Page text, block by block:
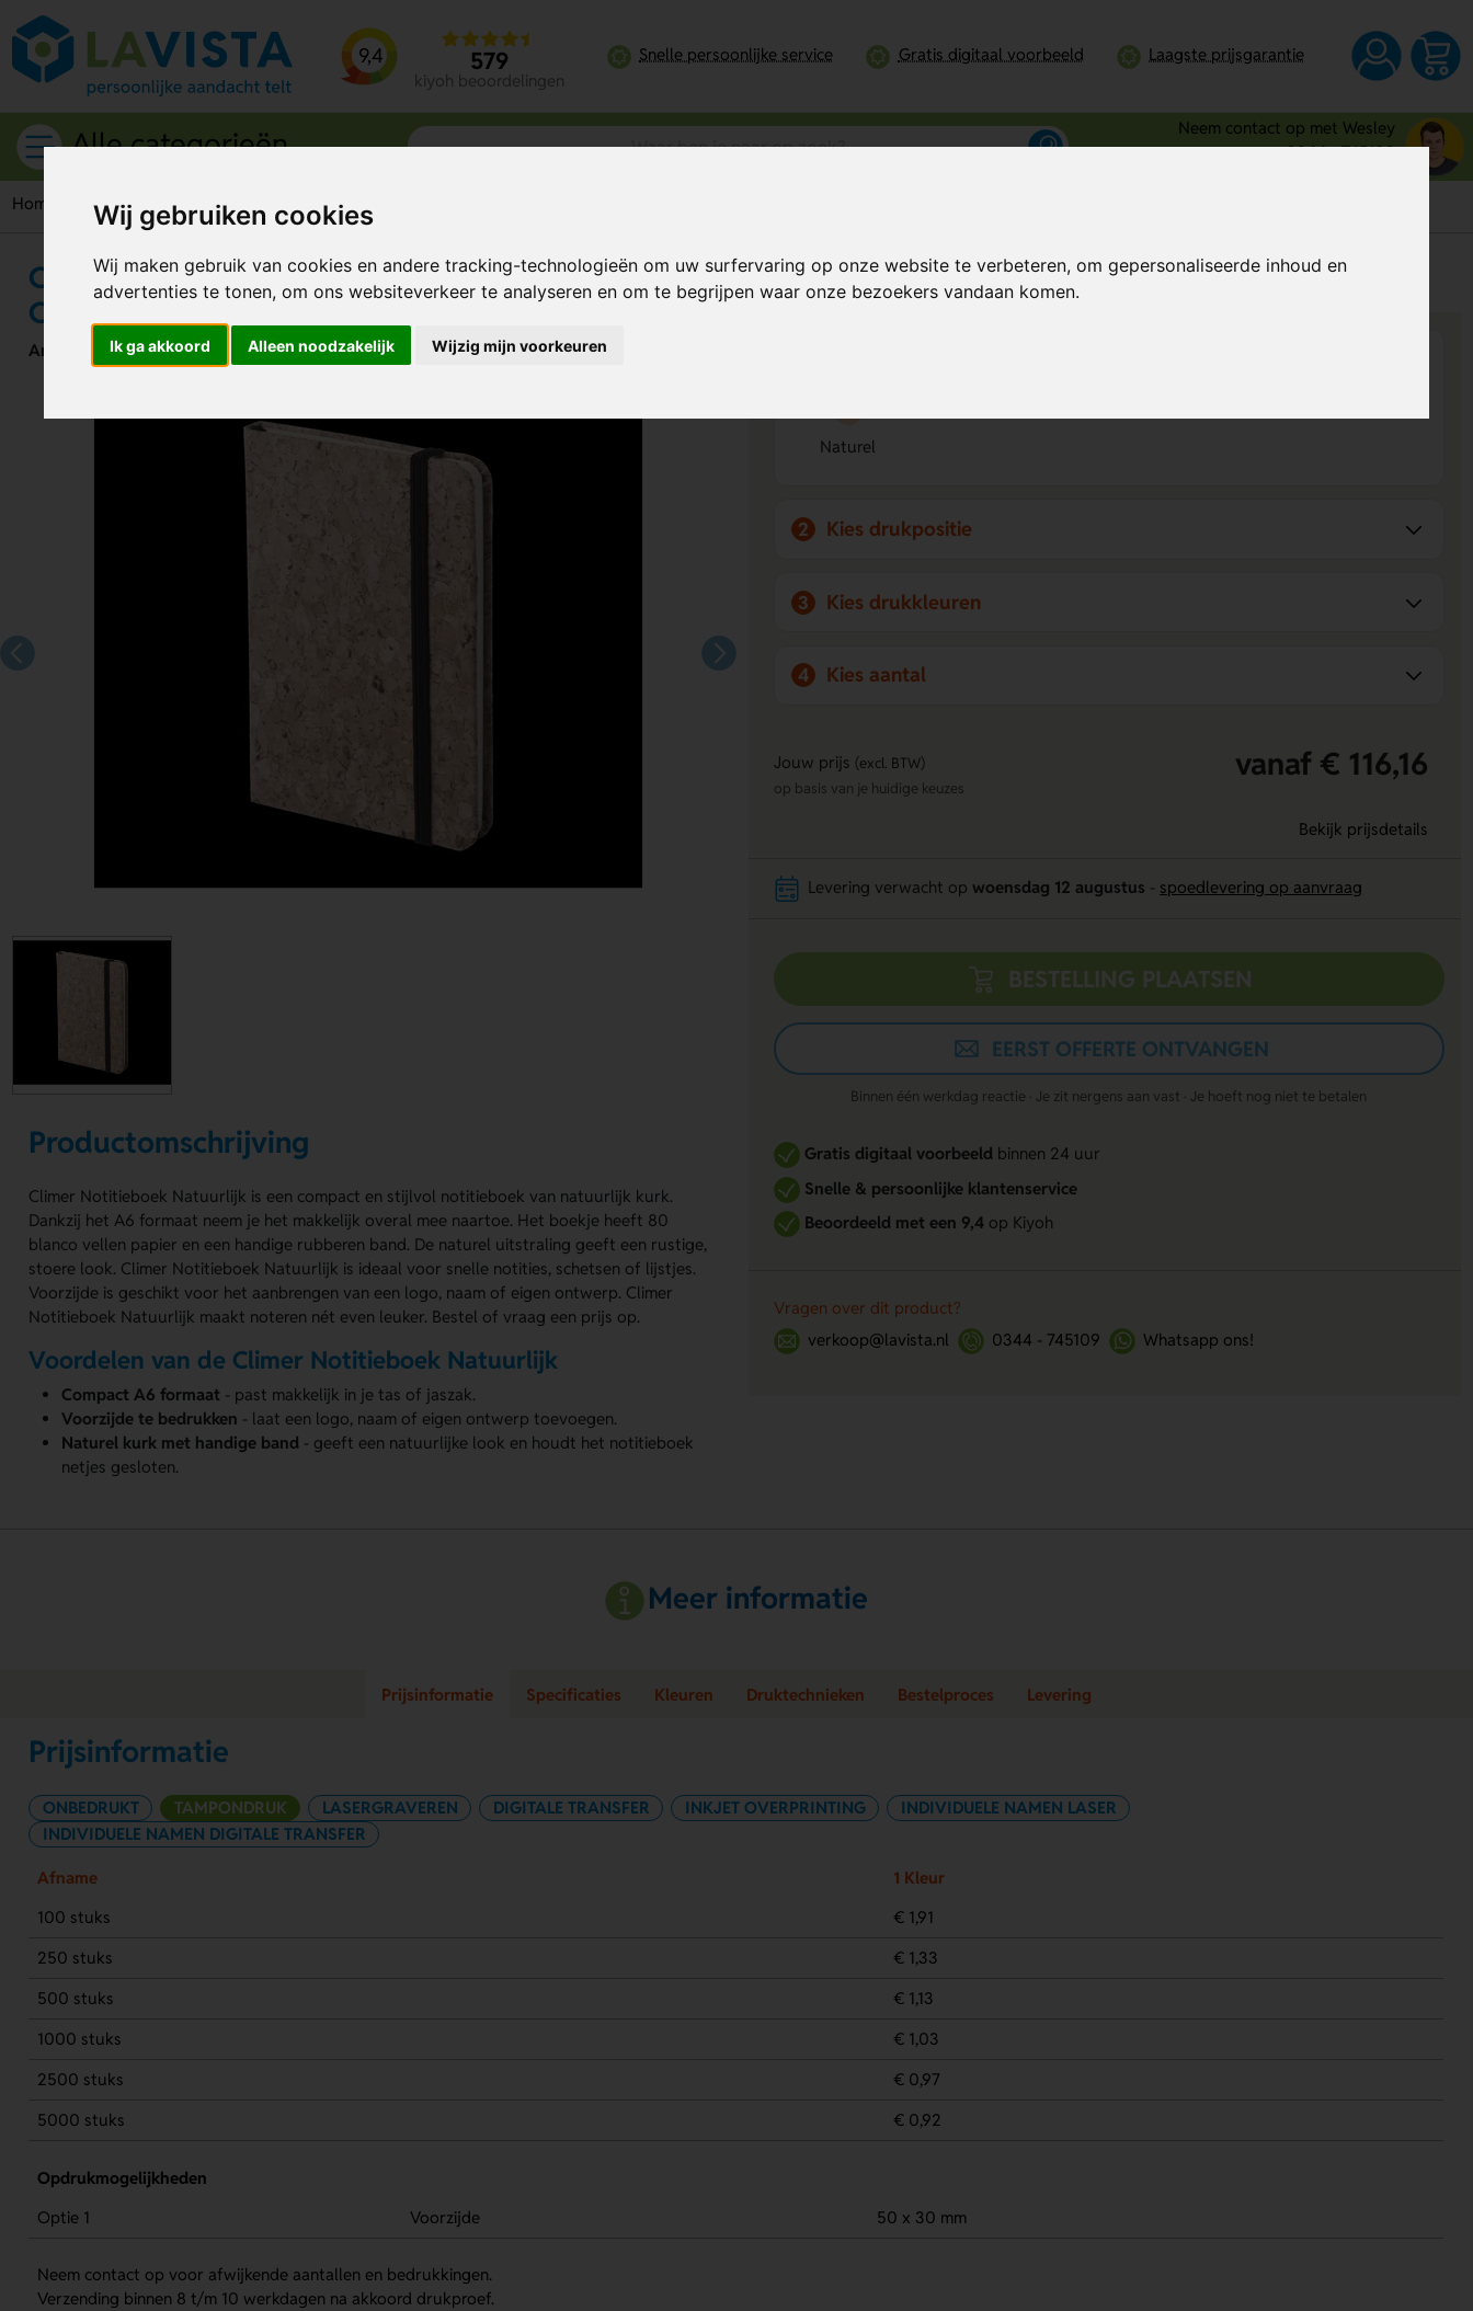
Wij gebruiken cookies
Wij maken gebruik van cookies en andere tracking-technologieën om uw surfervaring op onze website te verbeteren, om gepersonaliseerde inhoud en
advertenties te tonen, om ons websiteverkeer te analyseren en om te begrijpen waar onze bezoekers vandaan komen.
Ik ga akkoord Alleen noodzakelijk Wijzig mijn voorkeuren
9,4 579
kiyoh beoordelingen
Snelle persoonlijke service Gratis digitaal voorbeeld Laagste prijsgarantie
Alle categorieën
Neem contact op met Wesley
0344 - 745109
Home Notitieboekjes A6-formaat Climer Natuurlijk Notitieboek A6 – Stijlvol, Compact en Duurzaam
Climer Natuurlijk Notitieboek A6 – Stijlvol,
Compact en Duurzaam
Artikelnummer:291163
Productomschrijving
Climer Notitieboek Natuurlijk is een compact en stijlvol notitieboek van natuurlijk kurk.
Dankzij het A6 formaat neem je het makkelijk overal mee naartoe. Het boekje heeft 80
blanco vellen papier en een handige rubberen band. De naturel uitstraling geeft een rustige,
stoere look. Climer Notitieboek Natuurlijk is ideaal voor snelle notities, schetsen of lijstjes.
Voorzijde is geschikt voor het aanbrengen van een logo, naam of eigen ontwerp. Climer
Notitieboek Natuurlijk maakt noteren nét even leuker. Bestel of vraag een prijs op.
Voordelen van de Climer Notitieboek Natuurlijk
Compact A6 formaat - past makkelijk in je tas of jaszak.
Voorzijde te bedrukken - laat een logo, naam of eigen ontwerp toevoegen.
Naturel kurk met handige band - geeft een natuurlijke look en houdt het notitieboek
netjes gesloten.
Bereken mijn prijs Al vanaf€ 0,92 per stuk (excl. BTW)
Naturel
2 Kies drukpositie
3 Kies drukkleuren
4 Kies aantal
Jouw prijs (excl. BTW) vanaf € 116,16
op basis van je huidige keuzes
Bekijk prijsdetails
Levering verwacht op woensdag 12 augustus spoedlevering op aanvraag
BESTELLING PLAATSEN
EERST OFFERTE ONTVANGEN
Binnen één werkdag reactie · Je zit nergens aan vast · Je hoeft nog niet te betalen
Gratis digitaal voorbeeldbinnen 24 uur
Snelle & persoonlijke klantenservice
Beoordeeld met een 9,4op Kiyoh
Vragen over dit product?
verkoop@lavista.nl
0344 - 745109 Whatsapp ons!
Meer informatie
Prijsinformatie Specificaties Kleuren Druktechnieken Bestelproces Levering
Prijsinformatie
ONBEDRUKT TAMPONDRUK LASERGRAVEREN DIGITALE TRANSFER INKJET OVERPRINTING
INDIVIDUELE NAMEN LASER
INDIVIDUELE NAMEN DIGITALE TRANSFER
Afname
1 Kleur
100 stuks
€ 1,91
250 stuks
€ 1,33
500 stuks
€ 1,13
1000 stuks
€ 1,03
2500 stuks
€ 0,97
5000 stuks
€ 0,92
Opdrukmogelijkheden
Optie 1
Voorzijde 50 x 30 mm
Neem contact op voor afwijkende aantallen en bedrukkingen.
Verzending binnen 8 t/m 10 werkdagen na akkoord drukproef.